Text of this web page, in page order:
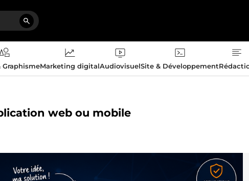
GraphismeMarketing digitalAudiovisuelSite & Développement
web ou mobile